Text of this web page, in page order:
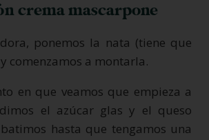
crema mascarpone
ponemos la nata (tiene que
comenzamos a montarla.
en que veamos que empieza a
el azúcar glas y el queso
hasta que tengamos una